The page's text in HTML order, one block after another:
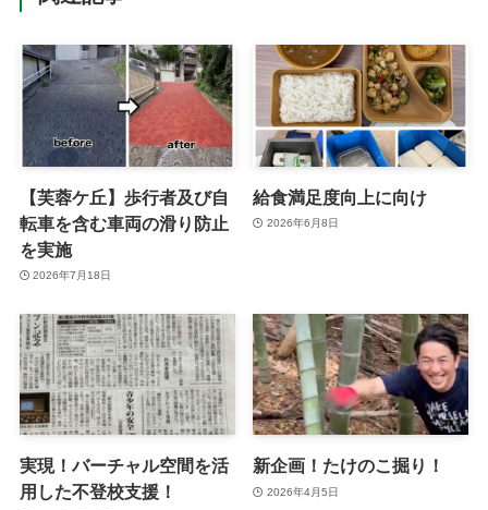
【芙蓉ケ丘】歩行者及び自
転車を含む車両の滑り防止
を実施
2026年7月18日
給食満足度向上に向け
2026年6月8日
実現！バーチャル空間を活
用した不登校支援！
新企画！たけのこ掘り！
2026年4月5日